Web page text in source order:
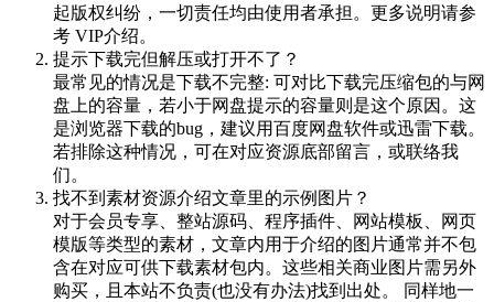
起版权纠纷，一切责任均由使用者承担。更多说明请参
考 VIP介绍。
提示下载完但解压或打开不了？
最常见的情况是下载不完整: 可对比下载完压缩包的与网
盘上的容量，若小于网盘提示的容量则是这个原因。这
是浏览器下载的bug，建议用百度网盘软件或迅雷下载。
若排除这种情况，可在对应资源底部留言，或联络我
们。
找不到素材资源介绍文章里的示例图片？
对于会员专享、整站源码、程序插件、网站模板、网页
模版等类型的素材，文章内用于介绍的图片通常并不包
含在对应可供下载素材包内。这些相关商业图片需另外
购买，且本站不负责(也没有办法)找到出处。 同样地一